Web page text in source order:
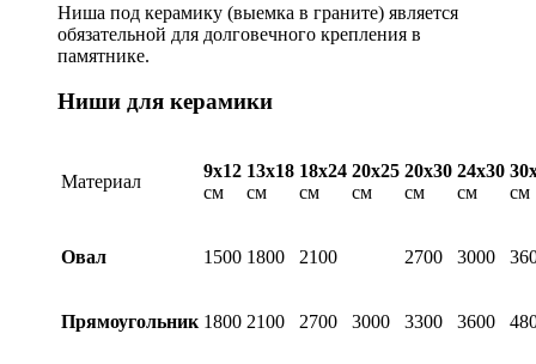
Ниша под керамику (выемка в граните) является
обязательной для долговечного крепления в
памятнике.
Ниши для керамики
Материал
9х12
см
13х18
см
18х24
см
20х25
см
20х30
см
24х30
см
см
Овал 1500 1800 2100 2700 3000
Прямоугольник 1800 2100 2700 3000 3300 3600